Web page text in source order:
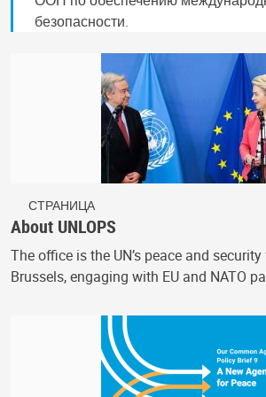
безопасности.
СТРАНИЦА
About UNLOPS
The office is the UN’s peace and
Brussels, engaging with EU and NATO